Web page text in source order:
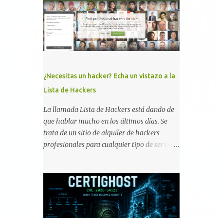
memoria RAM está disponible en el
smartphone o la tablet *#*#34971539#*#* :
Visualiza la información detallada d...
¿Necesitas un hacker? Echa un vistazo a la
Lista de Hackers
La llamada Lista de Hackers está dando de
que hablar mucho en los últimos días. Se
trata de un sitio de alquiler de hackers
profesionales para cualquier tipo de servicio.
discreción, comunicaciones cifradas y la
garantía de que ningún servicio será
demasiado difícil para los talentos que
pueden ser contratados desde la plataforma.